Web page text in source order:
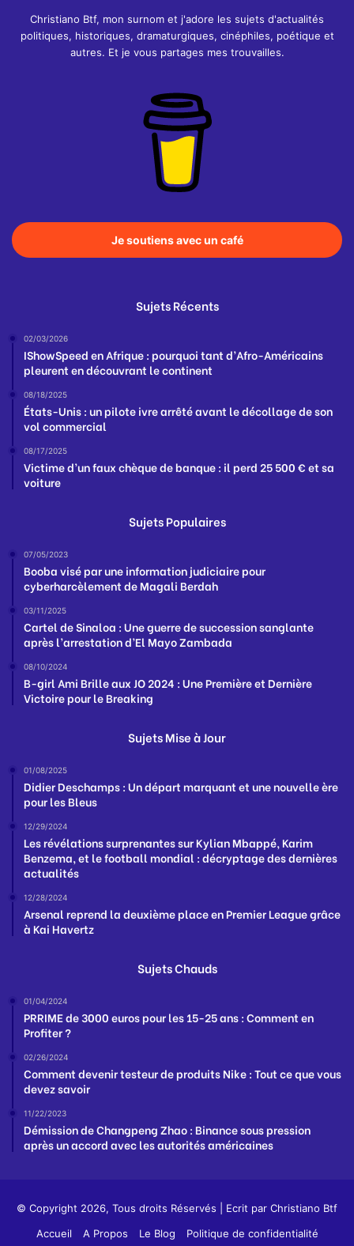
Christiano Btf, mon surnom et j'adore les sujets d'actualités
politiques, historiques, dramaturgiques, cinéphiles, poétique et
autres. Et je vous partages mes trouvailles.
Je soutiens avec un café
Sujets Récents
02/03/2026
IShowSpeed en Afrique : pourquoi tant d’Afro-Américains
pleurent en découvrant le continent
08/18/2025
États-Unis : un pilote ivre arrêté avant le décollage de son
vol commercial
08/17/2025
Victime d’un faux chèque de banque : il perd 25 500 € et sa
voiture
Sujets Populaires
07/05/2023
Booba visé par une information judiciaire pour
cyberharcèlement de Magali Berdah
03/11/2025
Cartel de Sinaloa : Une guerre de succession sanglante
après l’arrestation d’El Mayo Zambada
08/10/2024
B-girl Ami Brille aux JO 2024 : Une Première et Dernière
Victoire pour le Breaking
Sujets Mise à Jour
01/08/2025
Didier Deschamps : Un départ marquant et une nouvelle ère
pour les Bleus
12/29/2024
Les révélations surprenantes sur Kylian Mbappé, Karim
Benzema, et le football mondial : décryptage des dernières
actualités
12/28/2024
Arsenal reprend la deuxième place en Premier League grâce
à Kai Havertz
Sujets Chauds
01/04/2024
PRRIME de 3000 euros pour les 15-25 ans : Comment en
Profiter ?
02/26/2024
Comment devenir testeur de produits Nike : Tout ce que vous
devez savoir
11/22/2023
Démission de Changpeng Zhao : Binance sous pression
après un accord avec les autorités américaines
© Copyright 2026, Tous droits Réservés | Ecrit par Christiano Btf
Accueil
A Propos Le Blog Politique de confidentialité